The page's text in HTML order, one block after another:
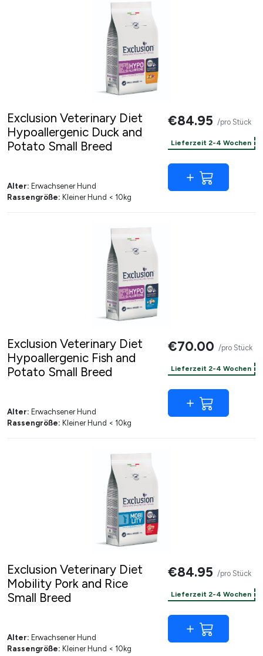
Exclusion Veterinary Diet
Hypoallergenic Duck and
Potato Small Breed
Alter: Erwachsener Hund
Rassengröße: Kleiner Hund < 10kg
€84.95 /pro Stück
Lieferzeit 2-4 Wochen
Exclusion Veterinary Diet
Hypoallergenic Fish and
Potato Small Breed
Alter: Erwachsener Hund
Rassengröße: Kleiner Hund < 10kg
€70.00 /pro Stück
Lieferzeit 2-4 Wochen
Exclusion Veterinary Diet
Mobility Pork and Rice
Small Breed
Alter: Erwachsener Hund
Rassengröße: Kleiner Hund < 10kg
€84.95 /pro Stück
Lieferzeit 2-4 Wochen